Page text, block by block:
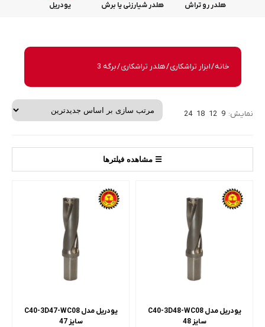
هلدر رو تراش هلدر شیارزنی یا برش یودریل
خانه/ابزار تراشکاری/هلدر تراشکاری/ برگه 3
نمایش: 9
12
18
24
☰ مشاهده فیلترها
یودریل مدل C40-3D48-WC08
سایز 48
یودریل مدل C40-3D47-WC08
سایز 47